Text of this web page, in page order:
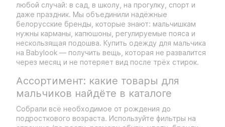
любой случай: в сад, в школу, на прогулку, спорт и
даже праздник. Мы объединили надёжные
белорусские бренды, которые знают: мальчишкам
нужны карманы, капюшоны, регулируемые пояса и
нескользящая подошва. Купить одежду для мальчика
на Babylook — получить вещь, которая не развалится
через месяц и не потеряет вид после трёх стирок.
Ассортимент: какие товары для
мальчиков найдёте в каталоге
Собрали всё необходимое от рождения до
подросткового возраста. Используйте фильтры на